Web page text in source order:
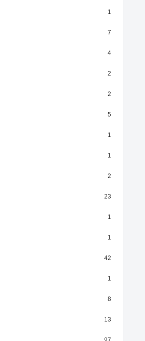
1
7
4
2
2
5
1
1
2
23
1
1
42
1
8
13